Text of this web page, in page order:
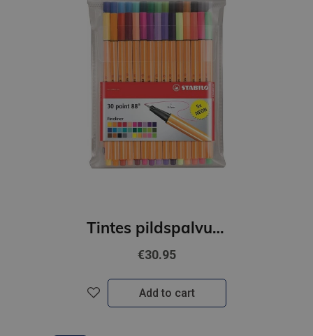
Tintes pildspalvu komplekts STABILO POINT88|iepakojumā 30 krāsas
€30.95
Add to cart